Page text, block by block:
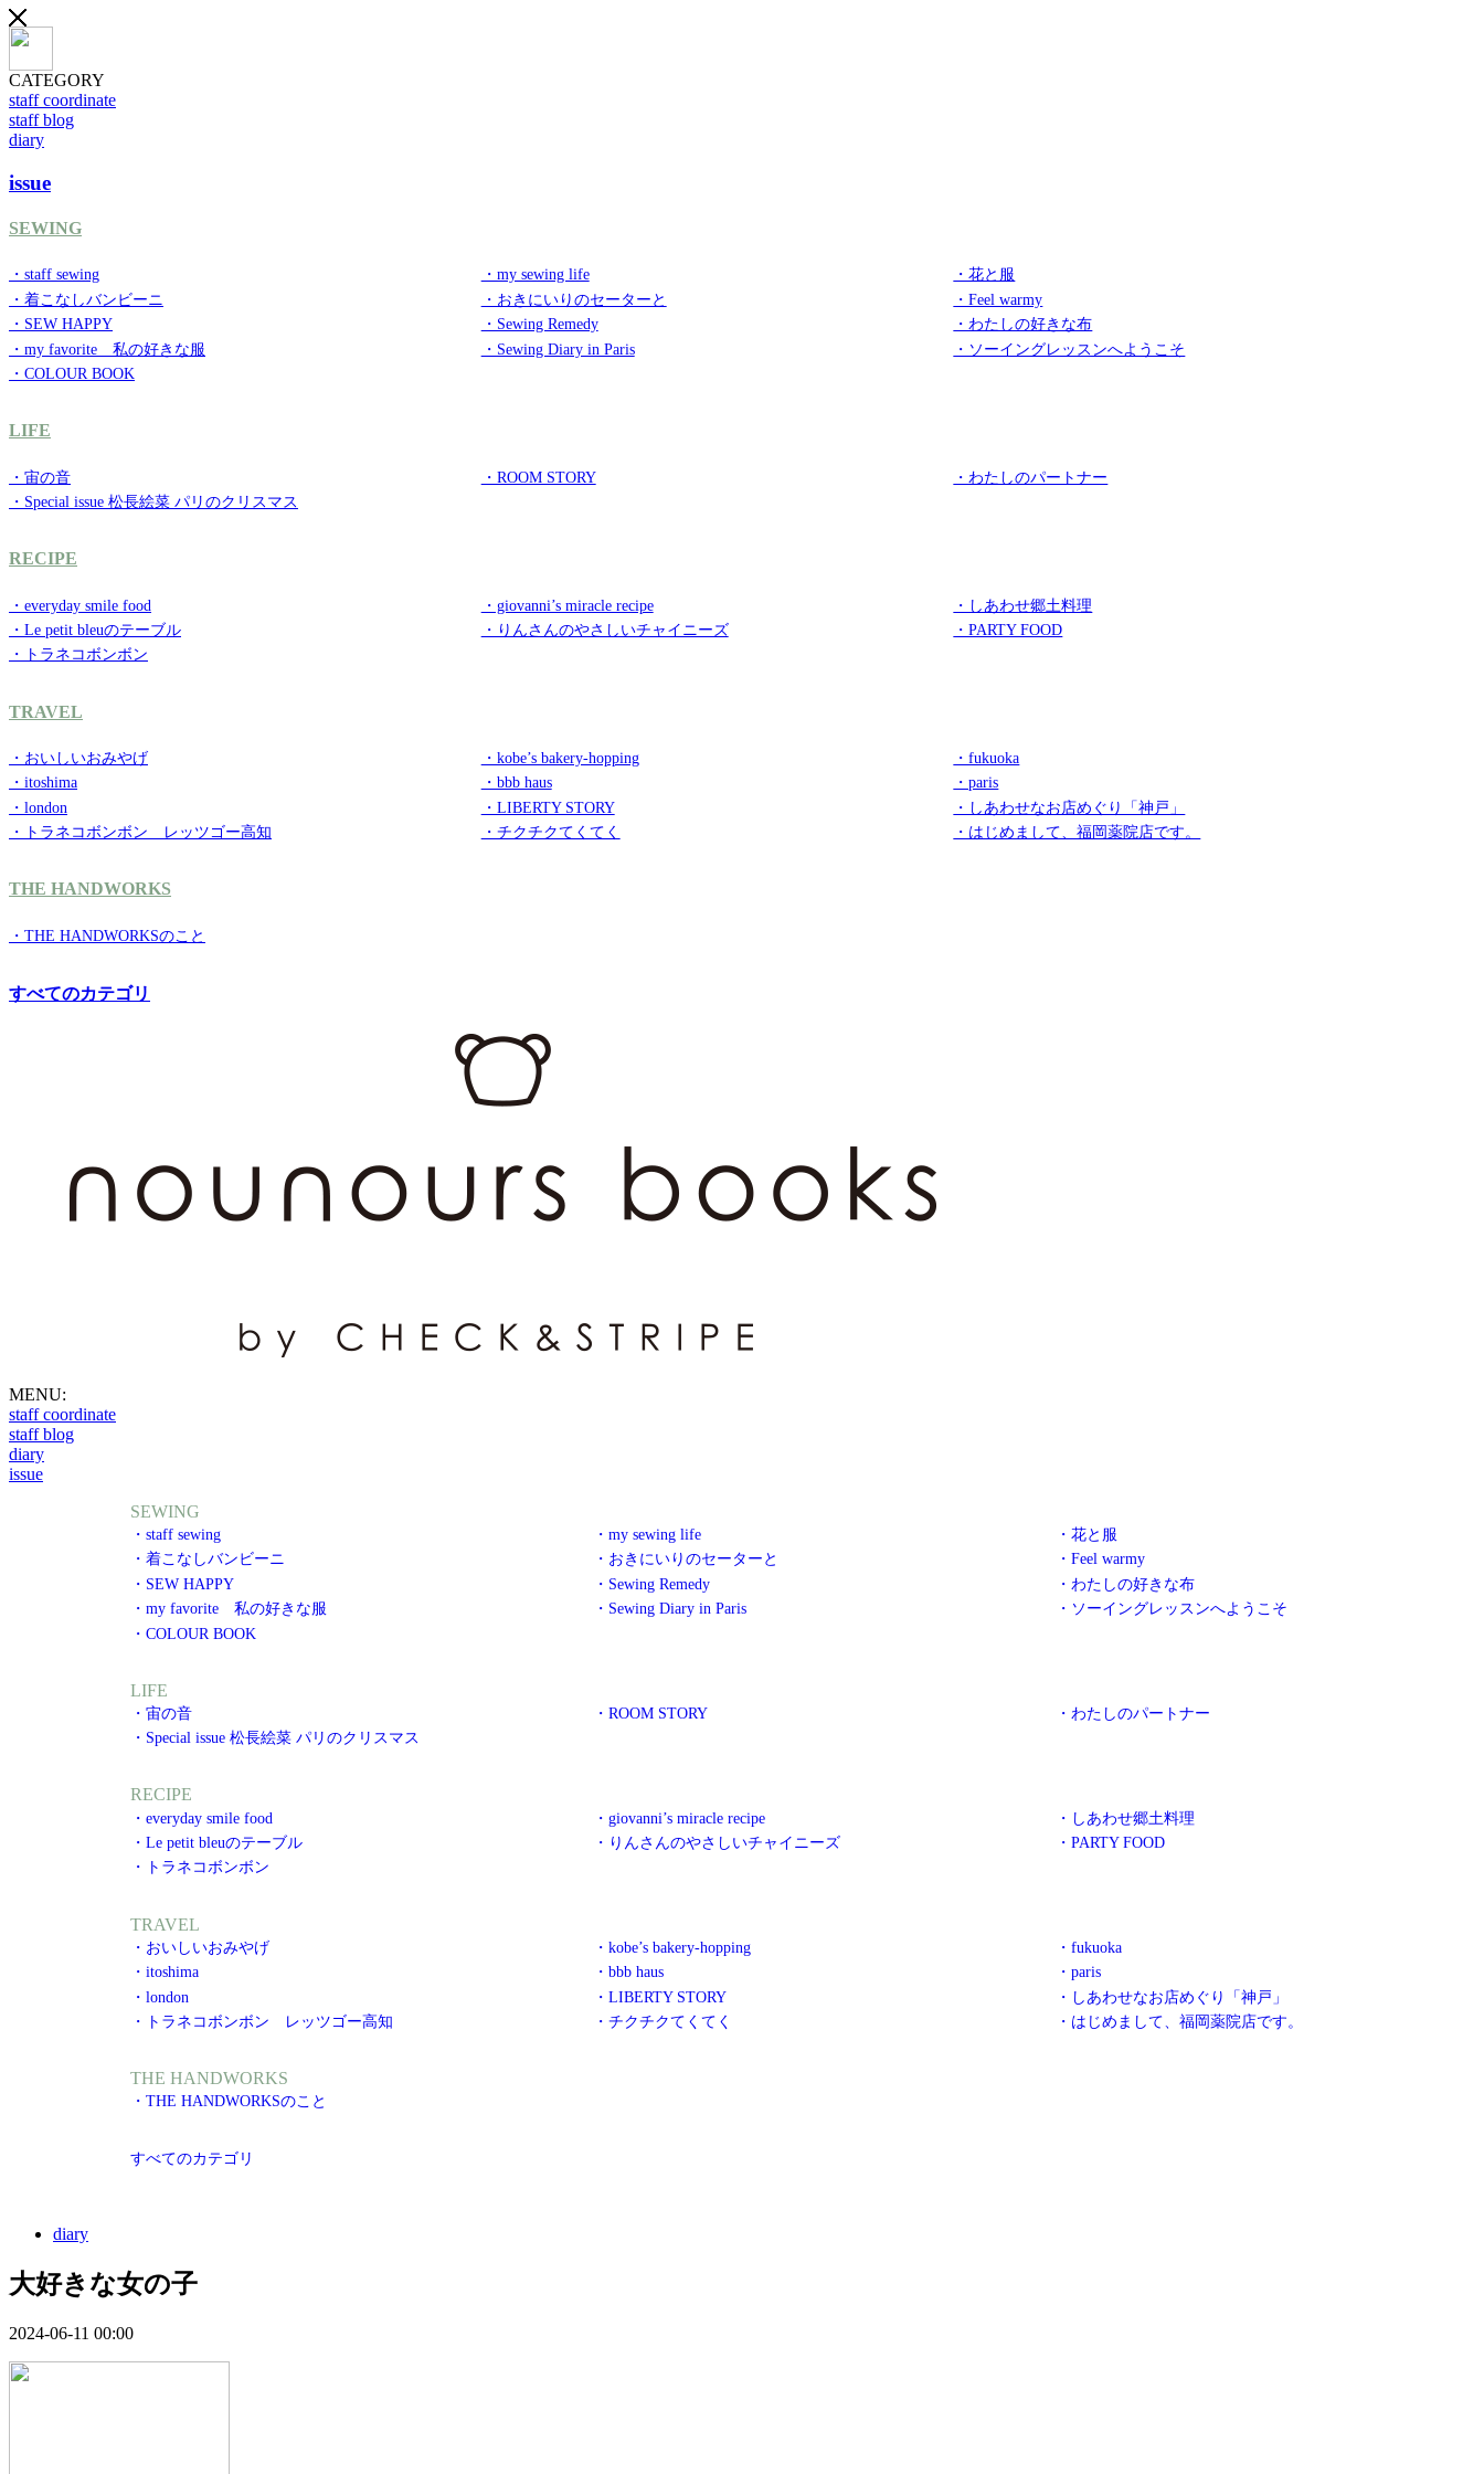
CATEGORY
staff coordinate
staff blog
diary
issue
SEWING
・staff sewing ・my sewing life
・花と服
・着こなしバンビーニ
・おきにいりのセーターと
・Feel warmy
・SEW HAPPY
・Sewing Remedy
・わたしの好きな布
・my favorite 私の好きな服
・Sewing Diary in Paris
・ソーイングレッスンへようこそ
・COLOUR BOOK
LIFE
・宙の音 ・ROOM STORY
・わたしのパートナー
・Special issue 松長絵菜 パリのクリスマス
RECIPE
・everyday smile food ・giovanni’s miracle recipe
・しあわせ郷土料理
・Le petit bleuのテーブル
・りんさんのやさしいチャイニーズ
・PARTY FOOD
・トラネコボンボン
TRAVEL
・おいしいおみやげ ・kobe’s bakery-hopping
・fukuoka
・itoshima
・bbb haus
・paris
・london
・LIBERTY STORY
・しあわせなお店めぐり「神戸」
・トラネコボンボン レッツゴー高知
・チクチクてくてく ・はじめまして、福岡薬院店です。
THE HANDWORKS
・THE HANDWORKSのこと
すべてのカテゴリ
MENU:
staff coordinate
staff blog
diary
issue
SEWING
・staff sewing ・my sewing life
・花と服
・着こなしバンビーニ
・おきにいりのセーターと
・Feel warmy
・SEW HAPPY
・Sewing Remedy
・わたしの好きな布
・my favorite 私の好きな服
・Sewing Diary in Paris
・ソーイングレッスンへようこそ
・COLOUR BOOK
LIFE
・宙の音 ・ROOM STORY
・わたしのパートナー
・Special issue 松長絵菜 パリのクリスマス
RECIPE
・everyday smile food ・giovanni’s miracle recipe
・しあわせ郷土料理
・Le petit bleuのテーブル
・りんさんのやさしいチャイニーズ
・PARTY FOOD
・トラネコボンボン
TRAVEL
・おいしいおみやげ ・kobe’s bakery-hopping
・fukuoka
・itoshima
・bbb haus
・paris
・london
・LIBERTY STORY
・しあわせなお店めぐり「神戸」
・トラネコボンボン レッツゴー高知
・チクチクてくてく ・はじめまして、福岡薬院店です。
THE HANDWORKS
・THE HANDWORKSのこと
すべてのカテゴリ
diary
大好きな女の子
2024-06-11 00:00